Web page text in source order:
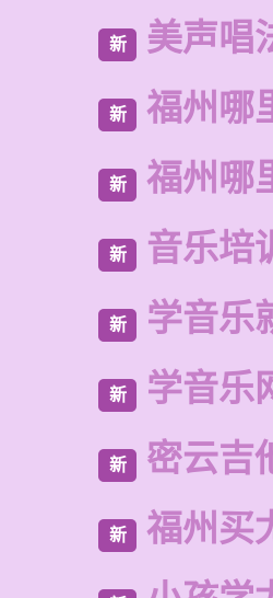
新 美声唱
新 福州哪
新 福州哪
新 音乐培
新 学音乐
新 学音乐
新 密云吉
新 福州买